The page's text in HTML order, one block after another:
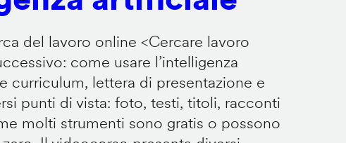
del lavoro online <Cercare lavoro
come usare l’intelligenza
curriculum, lettera di presentazione e
punti di vista: foto, testi, titoli, racconti
molti strumenti sono gratis o possono